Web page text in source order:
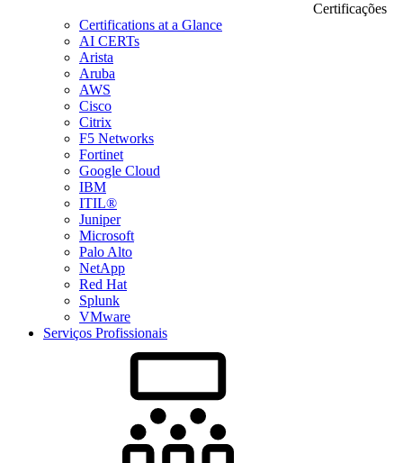
Certificações
Certifications at a Glance
AI CERTs
Arista
Aruba
AWS
Cisco
Citrix
F5 Networks
Fortinet
Google Cloud
IBM
ITIL®
Juniper
Microsoft
Palo Alto
NetApp
Red Hat
Splunk
VMware
Serviços Profissionais